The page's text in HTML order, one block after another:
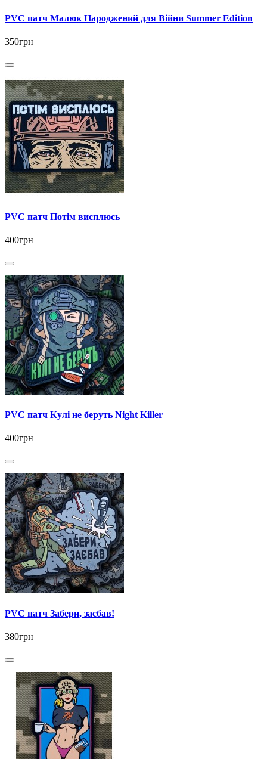
PVC патч Малюк Народжений для Війни Summer Edition
350грн
PVC патч Потім висплюсь
400грн
PVC патч Кулі не беруть Night Killer
400грн
PVC патч Забери, заєбав!
380грн